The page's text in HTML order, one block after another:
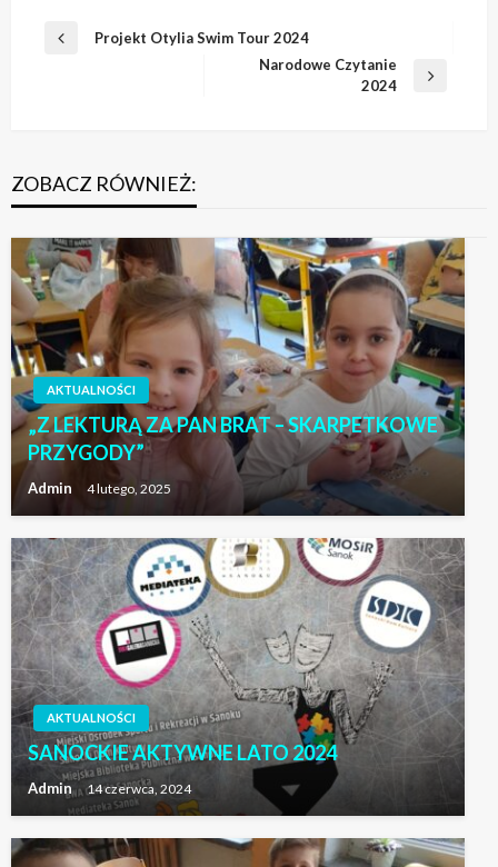
Nawigacja
PoprzedniProjekt Otylia Swim Tour 2024
Narodowe Czytanie
2024
ZOBACZ RÓWNIEŻ:
AKTUALNOŚCI
„Z LEKTURĄ ZA PAN BRAT – SKARPETKOWE
PRZYGODY”
Admin 4 lutego, 2025
AKTUALNOŚCI
SANOCKIE AKTYWNE LATO 2024
Admin 14 czerwca, 2024